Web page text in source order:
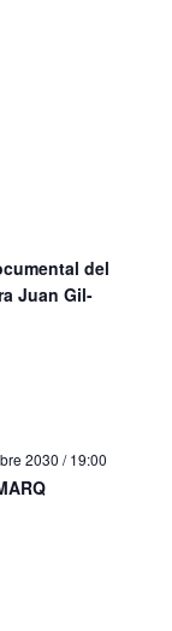
del
Juan Gil-
2030 / 19:00